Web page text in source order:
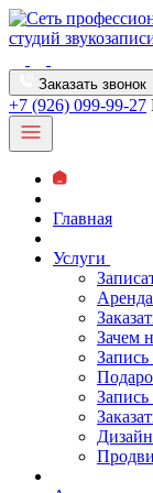
студий
Заказать звонок
+7 (926) 099-99-27
Главная
Услуги
Зачем
Запись